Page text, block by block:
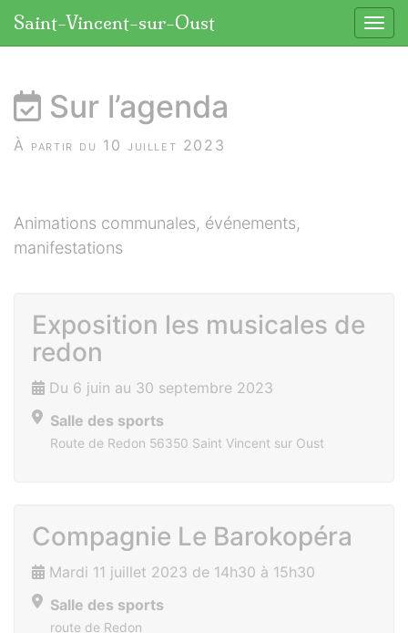
Saint-Vincent-sur-Oust
Sur l’agenda
À partir du 10 juillet 2023
Animations communales, événements,
manifestations
Exposition les musicales de
redon
Du 6 juin au 30 septembre 2023
Salle des sports
Route de Redon 56350 Saint Vincent sur Oust
Compagnie Le Barokopéra
Mardi 11 juillet 2023 de 14h30 à 15h30
Salle des sports
route de Redon
Panneau de gestion des cookies